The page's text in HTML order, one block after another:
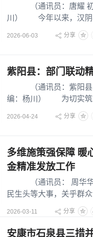
（通讯员：唐耀 初审
川） 今年以来，汉阴
点，以抓实基金征管、
2026-06-03 分享
紫阳县：部门联动
（通讯员：紫阳县人
编：杨川） 为切实筑
2026-04-24 分享
多维施策强保障
金精准发放工作
（通讯员： 周华华
民生头等大事，关乎群
2026-03-11 分享
安康市石泉县三措